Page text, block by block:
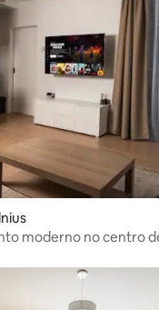
moderno no centro